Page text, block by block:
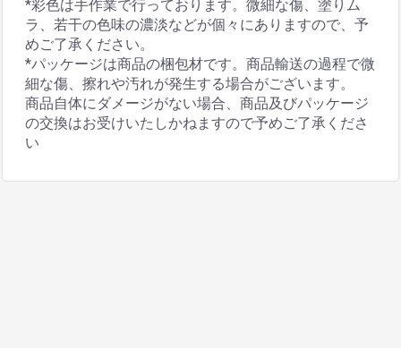
*彩色は手作業で行っております。微細な傷、塗りム
ラ、若干の色味の濃淡などが個々にありますので、予
めご了承ください。
*パッケージは商品の梱包材です。商品輸送の過程で微
細な傷、擦れや汚れが発生する場合がございます。
商品自体にダメージがない場合、商品及びパッケージ
の交換はお受けいたしかねますので予めご了承くださ
い